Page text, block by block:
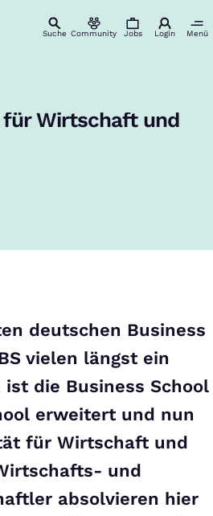
Suche Community Jobs Login Menü
für Wirtschaft und
deutschen Business
vielen längst ein
ist die Business School
erweitert und nun
für Wirtschaft und
und
absolvieren hier